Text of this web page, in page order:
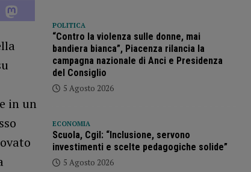
in un
POLITICA
“Contro la violenza sulle donne, mai
bandiera bianca”, Piacenza rilancia la
campagna nazionale di Anci e Presidenza
del Consiglio
5 Agosto 2026
ECONOMIA
Scuola, Cgil: “Inclusione, servono
investimenti e scelte pedagogiche solide”
5 Agosto 2026